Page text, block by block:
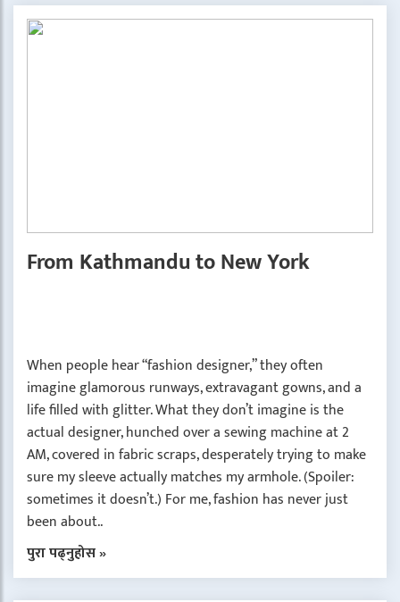
From Kathmandu to New York
When people hear “fashion designer,” they often
imagine glamorous runways, extravagant gowns, and a
life filled with glitter. What they don’t imagine is the
actual designer, hunched over a sewing machine at 2
AM, covered in fabric scraps, desperately trying to make
sure my sleeve actually matches my armhole. (Spoiler:
sometimes it doesn’t.) For me, fashion has never just
been about..
पुरा पढ्नुहोस »